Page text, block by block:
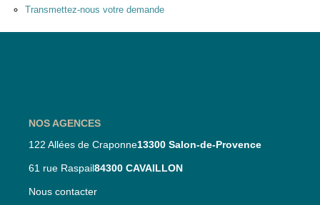
Nos Actualités
Transmettez-nous votre demande
NOS AGENCES
122 Allées de Craponne13300 Salon-de-Provence
61 rue Raspail84300 CAVAILLON
Nous contacter